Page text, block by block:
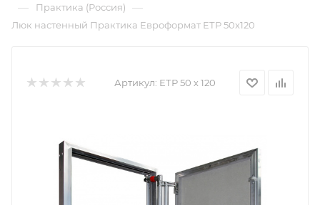
— Практика (Россия) —
Люк настенный Практика Евроформат ЕТР 50x120
Артикул: ЕТР 50 х 120